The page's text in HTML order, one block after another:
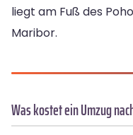
liegt am Fuß des
Maribor.
Was kostet ein Umzug